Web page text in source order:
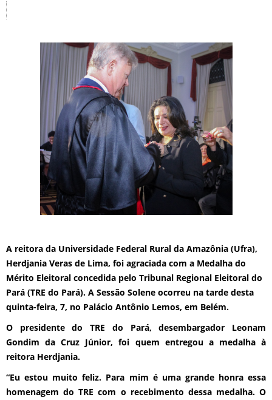
A reitora da Universidade Federal Rural da Amazônia (Ufra),
Herdjania Veras de Lima, foi agraciada com a Medalha do
Mérito Eleitoral concedida pelo Tribunal Regional Eleitoral do
Pará (TRE do Pará). A Sessão Solene ocorreu na tarde desta
quinta-feira, 7, no Palácio Antônio Lemos, em Belém.
O presidente do TRE do Pará, desembargador Leonam
Gondim da Cruz Júnior, foi quem entregou a medalha à
reitora Herdjania.
“Eu estou muito feliz. Para mim é uma grande honra essa
homenagem do TRE com o recebimento dessa medalha. O